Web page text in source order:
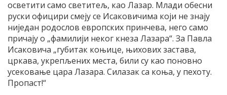
осветити само светитељ, као Лазар. Млади обесни
руски официри смеју се Исаковичима који не знају
ниједан родослов европских принчева, него само
причају о „фамилији неког кнеза Лазара“. За Павла
Исаковича „губитак коњице, њихових застава,
цркава, укрепљених места, били су као поновно
усековање цара Лазара. Силазак са коња, у пехоту.
Пропаст!“